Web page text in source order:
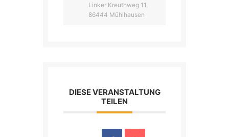
Linker Kreuthweg 11,
86444 Mühlhausen
DIESE VERANSTALTUNG
TEILEN